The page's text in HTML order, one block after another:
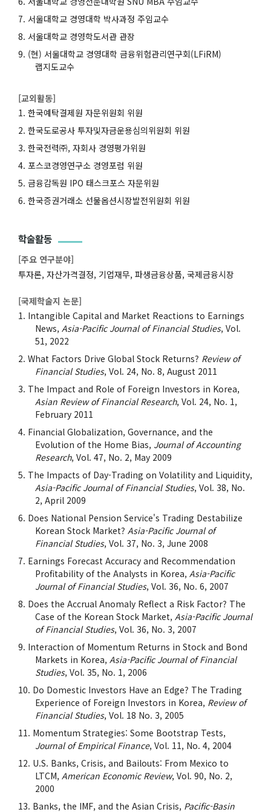
서울대학교 경영대학 박사과정 주임교수
서울대학교 경영학도서관 관장
(현) 서울대학교 경영대학 금융위험관리연구회(LFiRM)
랩지도교수
[교외활동]
한국예탁결제원 자문위원회 위원
한국도로공사 투자및자금운용심의위원회 위원
한국전력㈜, 자회사 경영평가위원
포스코경영연구소 경영포럼 위원
금융감독원 IPO 태스크포스 자문위원
한국증권거래소 선물옵션시장발전위원회 위원
학술활동
[주요 연구분야]
투자론, 자산가격결정, 기업재무, 파생금융상품, 국제금융시장
[국제학술지 논문]
Intangible Capital and Market Reactions to Earnings
News, Asia-Pacific Journal of Financial Studies, Vol.
51, 2022
What Factors Drive Global Stock Returns? Review of
Financial Studies, Vol. 24, No. 8, August 2011
The Impact and Role of Foreign Investors in Korea,
Asian Review of Financial Research, Vol. 24, No. 1,
February 2011
Financial Globalization, Governance, and the
Evolution of the Home Bias, Journal of Accounting
Research, Vol. 47, No. 2, May 2009
The Impacts of Day-Trading on Volatility and Liquidity,
Asia-Pacific Journal of Financial Studies, Vol. 38, No.
2, April 2009
Does National Pension Service's Trading Destabilize
Korean Stock Market? Asia-Pacific Journal of
Financial Studies, Vol. 37, No. 3, June 2008
Earnings Forecast Accuracy and Recommendation
Profitability of the Analysts in Korea, Asia-Pacific
Journal of Financial Studies, Vol. 36, No. 6, 2007
Does the Accrual Anomaly Reflect a Risk Factor? The
Case of the Korean Stock Market, Asia-Pacific Journal
of Financial Studies, Vol. 36, No. 3, 2007
Interaction of Momentum Returns in Stock and Bond
Markets in Korea, Asia-Pacific Journal of Financial
Studies, Vol. 35, No. 1, 2006
Do Domestic Investors Have an Edge? The Trading
Experience of Foreign Investors in Korea, Review of
Financial Studies, Vol. 18 No. 3, 2005
Momentum Strategies: Some Bootstrap Tests,
Journal of Empirical Finance, Vol. 11, No. 4, 2004
U.S. Banks, Crisis, and Bailouts: From Mexico to
LTCM, American Economic Review, Vol. 90, No. 2,
2000
Banks, the IMF, and the Asian Crisis, Pacific-Basin